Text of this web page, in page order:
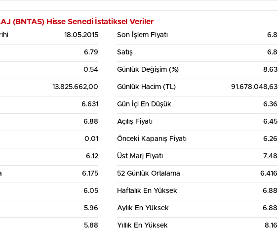
12:00
(BNTAS) Hisse Senedi İstatiksel Veriler
18.05.2015 Son İşlem Fiyatı 6.8
6.79 Satış 6.8
0.54 Günlük Değişim (%) 8.63
13.825.662,00 Günlük Hacim (TL) 91.678.048,63
6.631 Gün İçi En Düşük 6.36
6.88 Açılış Fiyatı 6.45
0.01 Önceki Kapanış Fiyatı 6.26
6.12 Üst Marj Fiyatı 7.48
6.175 52 Günlük Ortalama 6.416
6.05 Haftalık En Yüksek 6.88
5.96 Aylık En Yüksek 6.88
5.88 Yıllık En Yüksek 8.16